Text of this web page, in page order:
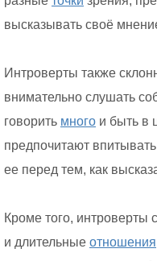
высказывать своё
Интроверты также
внимательно слушать
говорить много и быть в
предпочитают
ее перед тем, как
Кроме того, интроверты
и длительные отношения